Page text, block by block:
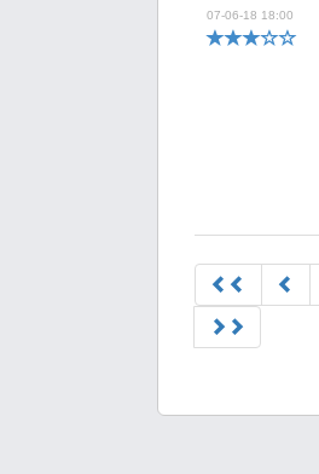
07-06-18 18:00